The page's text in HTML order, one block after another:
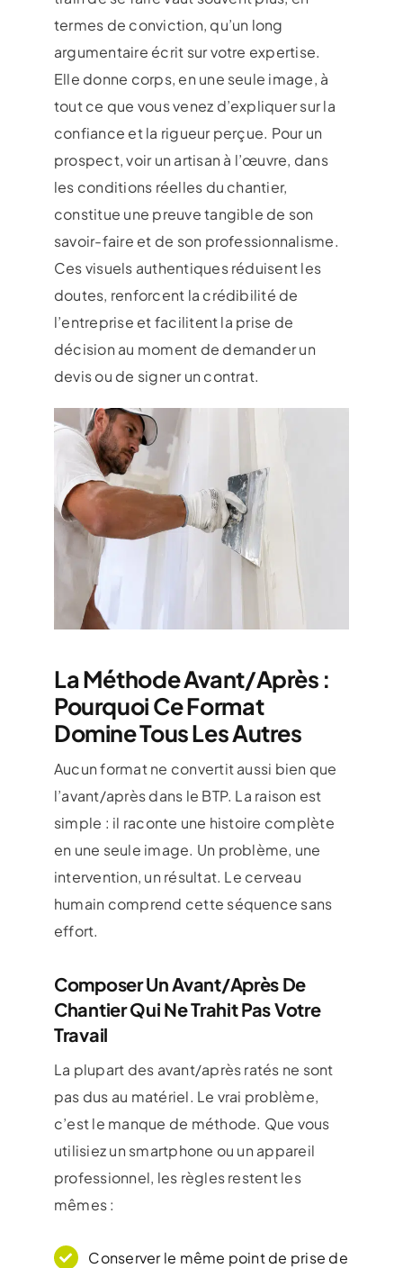
termes de conviction, qu’un long
argumentaire écrit sur votre expertise.
Elle donne corps, en une seule image, à
tout ce que vous venez d’expliquer sur la
confiance et la rigueur perçue. Pour un
prospect, voir un artisan à l’œuvre, dans
les conditions réelles du chantier,
constitue une preuve tangible de son
savoir-faire et de son professionnalisme.
Ces visuels authentiques réduisent les
doutes, renforcent la crédibilité de
l’entreprise et facilitent la prise de
décision au moment de demander un
devis ou de signer un contrat.
La Méthode Avant/après :
Pourquoi Ce Format
Domine Tous Les Autres
Aucun format ne convertit aussi bien que
l’avant/après dans le BTP. La raison est
simple : il raconte une histoire complète
en une seule image. Un problème, une
intervention, un résultat. Le cerveau
humain comprend cette séquence sans
effort.
Composer Un Avant/après De
Chantier Qui Ne Trahit Pas Votre
Travail
La plupart des avant/après ratés ne sont
pas dus au matériel. Le vrai problème,
c’est le manque de méthode. Que vous
utilisiez un smartphone ou un appareil
professionnel, les règles restent les
mêmes :
Conserver le même point de prise de